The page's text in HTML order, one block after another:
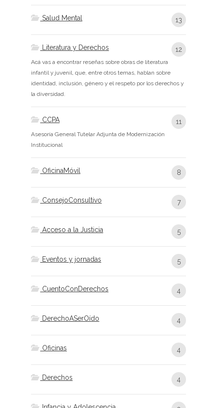
Salud Mental 13
Literatura y Derechos 12
Acá vas a encontrar reseñas sobre obras de literatura
infantil y juvenil, que, entre otros temas, hablan sobre
identidad, inclusión, género y el respeto por los derechos y
la diversidad.
CCPA 11
Asesoría General Tutelar Adjunta de Modernización
Institucional
OficinaMóvil 8
ConsejoConsultivo 7
Acceso a la Justicia 5
Eventos y jornadas 5
CuentoConDerechos 4
DerechoASerOído 4
Oficinas 4
Derechos 4